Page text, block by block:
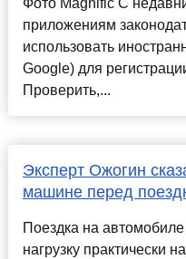
Фото Magnific С
приложениям
использовать
Google) для
Проверить,...
Эксперт Ожогин
машине перед
Поездка на
нагрузку практически